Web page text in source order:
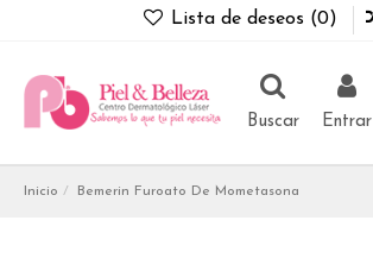
Lista de deseos (0)
Buscar Entrar
Inicio Bemerin Furoato De Mometasona